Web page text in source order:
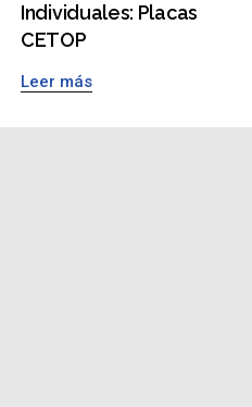
Individuales: Placas
CETOP
Leer más